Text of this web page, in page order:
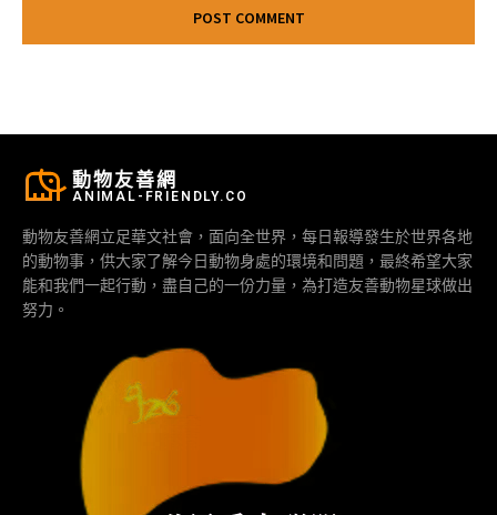
動物友善網
ANIMAL-FRIENDLY.CO
動物友善網立足華文社會，面向全世界，每日報導發生於世界各地
的動物事，供大家了解今日動物身處的環境和問題，最終希望大家
能和我們一起行動，盡自己的一份力量，為打造友善動物星球做出
努力。